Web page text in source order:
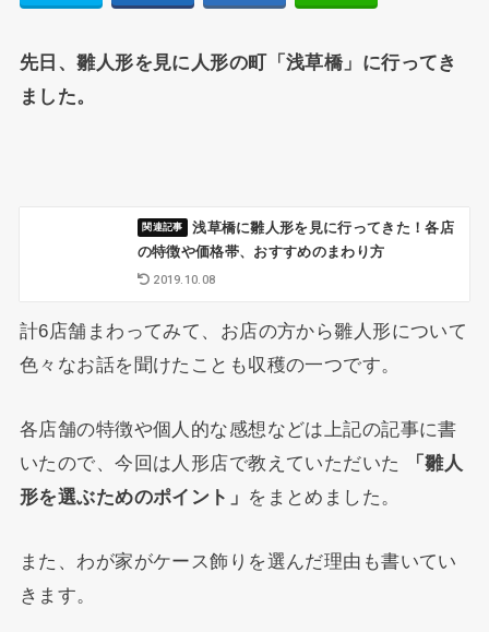
先日、雛人形を見に人形の町「浅草橋」に行ってき
ました。
浅草橋に雛人形を見に行ってきた！各店
の特徴や価格帯、おすすめのまわり方
2019.10.08
計6店舗まわってみて、お店の方から雛人形について
色々なお話を聞けたことも収穫の一つです。
各店舗の特徴や個人的な感想などは上記の記事に書
いたので、今回は人形店で教えていただいた
「雛人
形を選ぶためのポイント」 をまとめました。
また、わが家がケース飾りを選んだ理由も書いてい
きます。